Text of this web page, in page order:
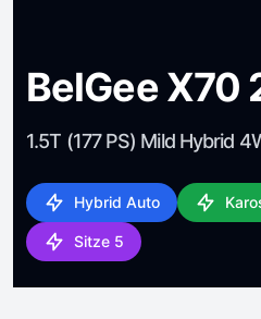
BelGee X70
1.5T (177 PS) Mild Hybrid
Hybrid Auto
Sitze 5